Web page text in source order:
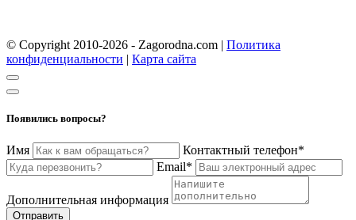
© Copyright 2010-2026 - Zagorodna.com | Политика
конфиденциальности | Карта сайта
Появились вопросы?
Имя
Контактный телефон*
Email*
Дополнительная информация
Отправить